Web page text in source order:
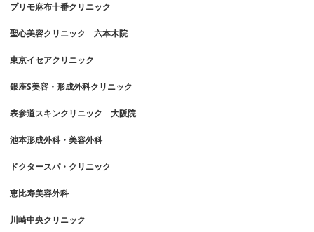
プリモ麻布十番クリニック
聖心美容クリニック 六本木院
東京イセアクリニック
銀座S美容・形成外科クリニック
表参道スキンクリニック 大阪院
池本形成外科・美容外科
ドクタースパ・クリニック
恵比寿美容外科
川崎中央クリニック